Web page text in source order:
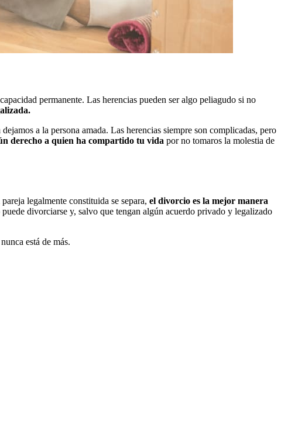
permanente. Las herencias pueden ser algo peliagudo si no
a la persona amada. Las herencias siempre son complicadas, pero
derecho a quien ha compartido tu vida por no tomaros la molestia de
legalmente constituida se separa, el divorcio es la mejor manera
divorciarse y, salvo que tengan algún acuerdo privado y legalizado
está de más.